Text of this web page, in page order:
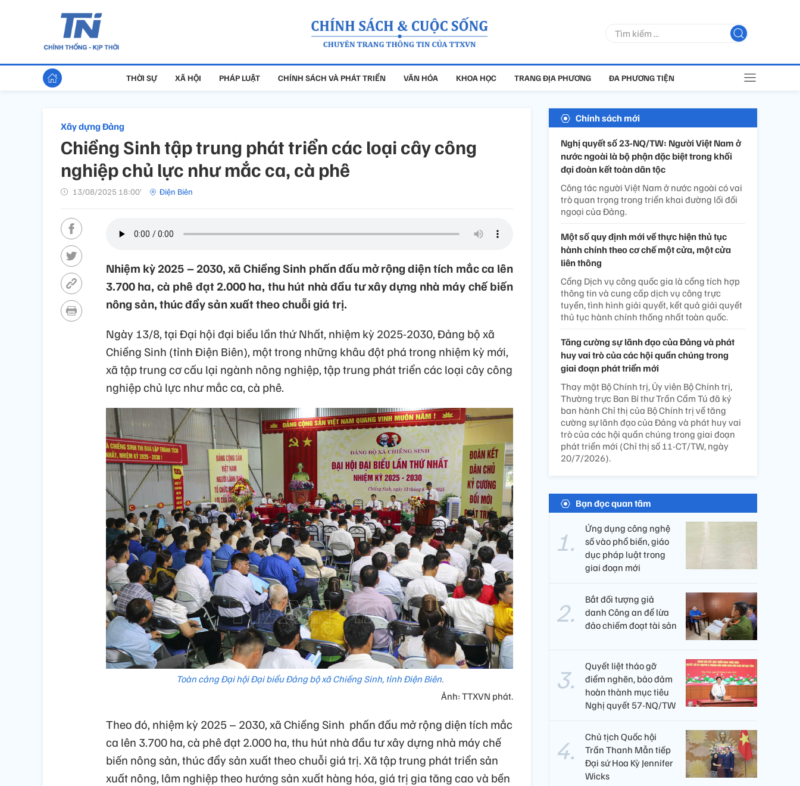
THỜI SỰ XÃ HỘI PHÁP LUẬT CHÍNH SÁCH VÀ PHÁT TRIỂN VĂN HÓA KHOA HỌC TRANG ĐỊA PHƯƠNG ĐA PHƯƠNG TIỆN
Xây dựng Đảng
Chiềng Sinh tập trung phát triển các loại cây công
nghiệp chủ lực như mắc ca, cà phê
13/08/2025 18:00’ Điện Biên
Nhiệm kỳ 2025 – 2030, xã Chiềng Sinh phấn đấu mở rộng diện tích mắc ca lên
3.700 ha, cà phê đạt 2.000 ha, thu hút nhà đầu tư xây dựng nhà máy chế biến
nông sản, thúc đẩy sản xuất theo chuỗi giá trị.
Ngày 13/8, tại Đại hội đại biểu lần thứ Nhất, nhiệm kỳ 2025-2030, Đảng bộ xã
Chiềng Sinh (tỉnh Điện Biên), một trong những khâu đột phá trong nhiệm kỳ mới,
xã tập trung cơ cấu lại ngành nông nghiệp, tập trung phát triển các loại cây công
nghiệp chủ lực như mắc ca, cà phê.
Toàn cảng Đại hội Đại biểu Đảng bộ xã Chiềng Sinh, tỉnh Điện Biên.
Ảnh: TTXVN phát.
Theo đó, nhiệm kỳ 2025 – 2030, xã Chiềng Sinh phấn đấu mở rộng diện tích mắc
ca lên 3.700 ha, cà phê đạt 2.000 ha, thu hút nhà đầu tư xây dựng nhà máy chế
biến nông sản, thúc đẩy sản xuất theo chuỗi giá trị. Xã tập trung phát triển sản
xuất nông, lâm nghiệp theo hướng sản xuất hàng hóa, giá trị gia tăng cao và bền
Chính sách mới
Nghị quyết số 23-NQ/TW: Người Việt Nam ở
nước ngoài là bộ phận đặc biệt trong khối
đại đoàn kết toàn dân tộc
Công tác người Việt Nam ở nước ngoài có vai
trò quan trọng trong triển khai đường lối đối
ngoại của Đảng.
Một số quy định mới về thực hiện thủ tục
hành chính theo cơ chế một cửa, một cửa
liên thông
Cổng Dịch vụ công quốc gia là cổng tích hợp
thông tin và cung cấp dịch vụ công trực
tuyến, tình hình giải quyết, kết quả giải quyết
thủ tục hành chính thống nhất toàn quốc.
Tăng cường sự lãnh đạo của Đảng và phát
huy vai trò của các hội quần chúng trong
giai đoạn phát triển mới
Thay mặt Bộ Chính trị, Ủy viên Bộ Chính trị,
Thường trực Ban Bí thư Trần Cẩm Tú đã ký
ban hành Chỉ thị của Bộ Chính trị về tăng
cường sự lãnh đạo của Đảng và phát huy vai
trò của các hội quần chúng trong giai đoạn
phát triển mới (Chỉ thị số 11-CT/TW, ngày
20/7/2026).
Bạn đọc quan tâm
Ứng dụng công nghệ
số vào phổ biến, giáo
dục pháp luật trong
giai đoạn mới
Bắt đối tượng giả
danh Công an để lừa
đảo chiếm đoạt tài sản
Quyết liệt tháo gỡ
điểm nghẽn, bảo đảm
hoàn thành mục tiêu
Nghị quyết 57-NQ/TW
Chủ tịch Quốc hội
Trần Thanh Mẫn tiếp
Đại sứ Hoa Kỳ Jennifer
Wicks